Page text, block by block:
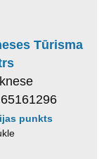
Tūrisma
punkts